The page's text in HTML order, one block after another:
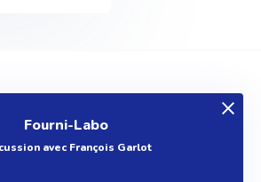
Fourni-Labo
avec François Garlot